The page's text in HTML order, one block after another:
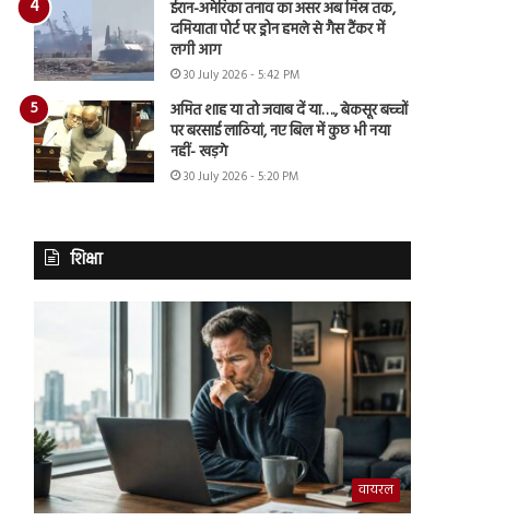
ईरान-अमेरिका तनाव का असर अब मिस्र तक,
दमियाता पोर्ट पर ड्रोन हमले से गैस टैंकर में
लगी आग
30 July 2026 - 5:42 PM
अमित शाह या तो जवाब दें या…., बेकसूर बच्चों
पर बरसाई लाठियां, नए बिल में कुछ भी नया
नहीं- खड़गे
30 July 2026 - 5:20 PM
शिक्षा
वायरल